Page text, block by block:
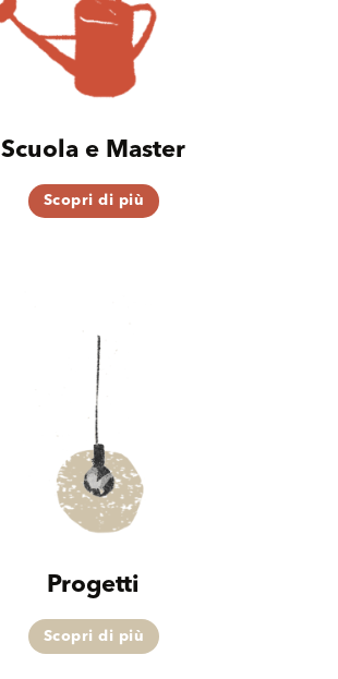
Scuola e Master
Scopri di più
Progetti
Scopri di più